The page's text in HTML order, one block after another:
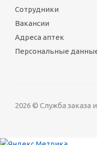
Сотрудники
Вакансии
Адреса аптек
Персональные
2026 © Служба заказа